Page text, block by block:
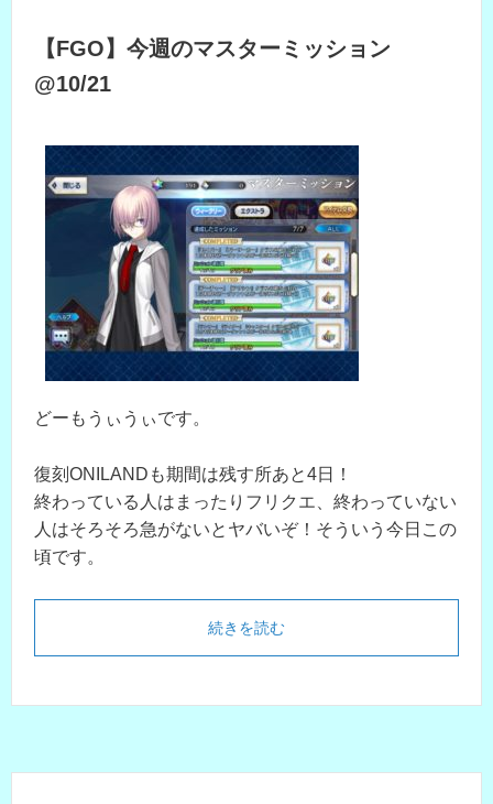
【FGO】今週のマスターミッション
@10/21
どーもうぃうぃです。
復刻ONILANDも期間は残す所あと4日！
終わっている人はまったりフリクエ、終わっていない
人はそろそろ急がないとヤバいぞ！そういう今日この
頃です。
続きを読む